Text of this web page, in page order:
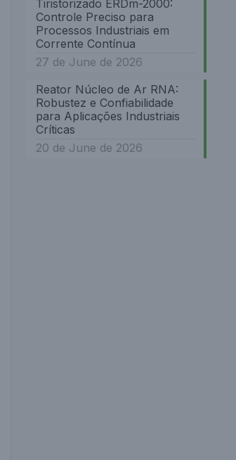
Tiristorizado ERDm-2000:
Controle Preciso para
Processos Industriais em
Corrente Contínua
27 de June de 2026
Reator Núcleo de Ar RNA:
Robustez e Confiabilidade
para Aplicações Industriais
Críticas
20 de June de 2026